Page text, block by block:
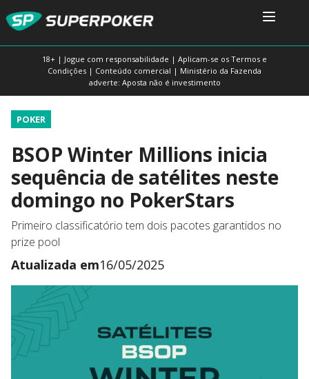
18+ | Jogue com responsabilidade | Aplicam-se os Termos e
Condições | Conteúdo comercial | Ministério da Fazenda
adverte: Aposta não é investimento
POKER
BSOP Winter Millions inicia
sequência de satélites neste
domingo no PokerStars
Primeiro classificatório tem dois pacotes garantidos no
prize pool
Atualizada em16/05/2025